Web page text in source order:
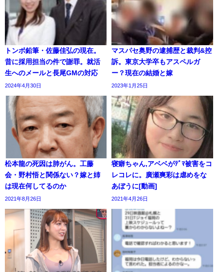
トンボ鉛筆・佐藤佳弘の現在。
昔に採用担当の件で謝罪。就活
生へのメールと長尾GMの対応
2024年4月30日
マスパセ奥野の逮捕歴と裁判&控
訴。東京大学卒もアスペルガ
ー？現在の結婚と嫁
2023年1月25日
松本龍の死因は肺がん。工藤
会・野村悟と関係ない？嫁と姉
は現在何してるのか
2021年8月26日
寝癖ちゃん,アベベがﾃﾞﾏ被害をコ
レコレに。廣瀬爽彩は虐めをな
あぼうに[動画]
2021年4月26日